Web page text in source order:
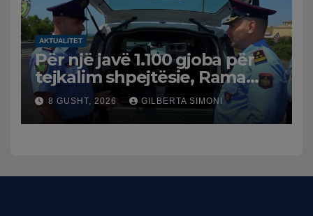
AKTUALITET
Për një javë 1.100 gjoba për
tejkalim shpejtësie, Rama
publikon videon: Kamerat e
trafikut së shpejti në
funksion
8 GUSHT, 2026 GILBERTA SIMONI